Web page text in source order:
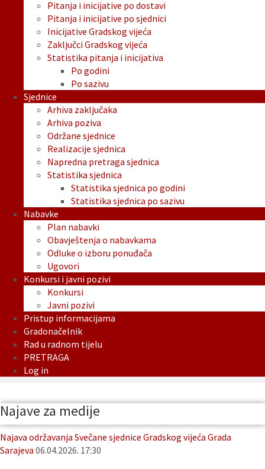
Pitanja i inicijative po dostavi
Pitanja i inicijative po sjednici
Inicijative Gradskog vijeća
Zaključci Gradskog vijeća
Statistika pitanja i inicijativa
Po godini
Po sazivu
Sjednice
Arhiva zaključaka
Arhiva poziva
Održane sjednice
Realizacije sjednica
Napredna pretraga sjednica
Statistika sjednica
Statistika sjednica po godini
Statistika sjednica po sazivu
Nabavke
Plan nabavki
Obavještenja o nabavkama
Odluke o izboru ponuđača
Ugovori
Konkursi i javni pozivi
Konkursi
Javni pozivi
Pristup informacijama
Gradonačelnik
Rad u radnom tijelu
PRETRAGA
Log in
Najave za medije
Najava održavanja Svečane sjednice Gradskog vijeća Grada
Sarajeva 06.04.2026. 17:30